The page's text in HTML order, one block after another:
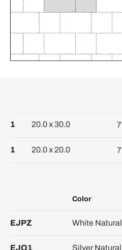
1 20.0 x 30.0 7
1 20.0 x 20.0 7
Color
EJPZ White Natural
EJQ1 Silver Natural